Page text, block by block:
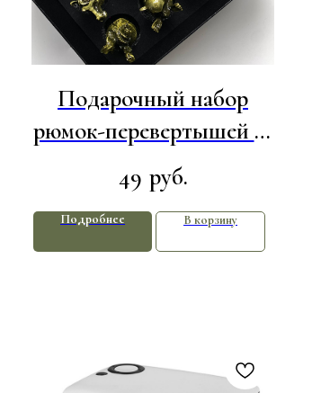
Подарочный набор
рюмок-перевертышей 12
49 руб.
Подробнее В корзину